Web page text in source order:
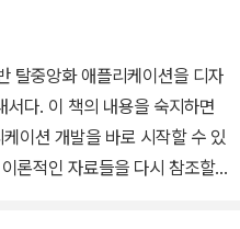
탈중앙화 애플리케이션을 디자
서다. 이 책의 내용을 숙지하면
이션 개발을 바로 시작할 수 있
론적인 자료들을 다시 참조할